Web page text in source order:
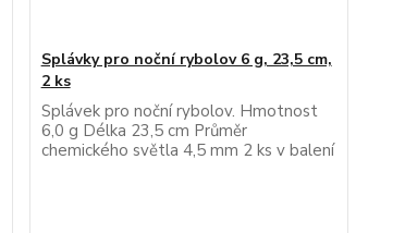
Splávky pro noční rybolov 6 g, 23,5 cm,
2 ks
Splávek pro noční rybolov. Hmotnost
6,0 g Délka 23,5 cm Průměr
chemického světla 4,5 mm 2 ks v balení